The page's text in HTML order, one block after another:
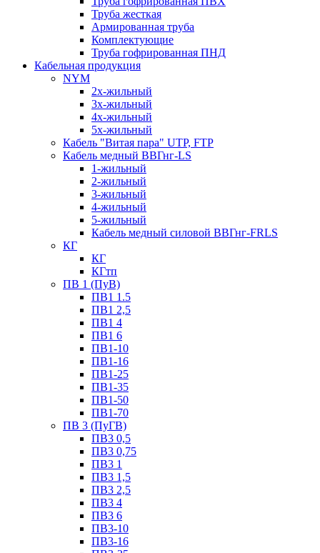
Труба жесткая
Армированная труба
Комплектующие
Труба гофрированная ПНД
Кабельная продукция
NYM
2х-жильный
3х-жильный
4х-жильный
5х-жильный
Кабель "Витая пара" UTP, FTP
Кабель медный ВВГнг-LS
1-жильный
2-жильный
3-жильный
4-жильный
5-жильный
Кабель медный силовой ВВГнг-FRLS
КГ
КГ
КГтп
ПВ 1 (ПуВ)
ПВ1 1.5
ПВ1 2,5
ПВ1 4
ПВ1 6
ПВ1-10
ПВ1-16
ПВ1-25
ПВ1-35
ПВ1-50
ПВ1-70
ПВ 3 (ПуГВ)
ПВ3 0,5
ПВ3 0,75
ПВ3 1
ПВ3 1,5
ПВ3 2,5
ПВ3 4
ПВ3 6
ПВ3-10
ПВ3-16